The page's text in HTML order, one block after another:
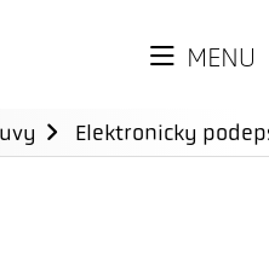
MENU
Elektronicky